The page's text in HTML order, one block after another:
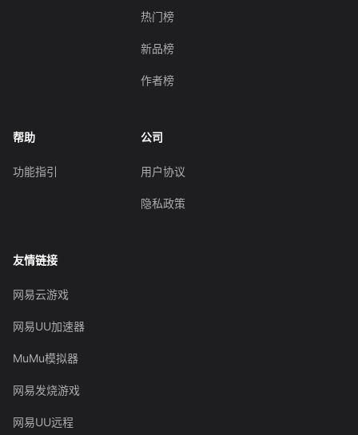
热门榜
新品榜
作者榜
帮助
功能指引
公司
用户协议
隐私政策
友情链接
网易云游戏
网易UU加速器
MuMu模拟器
网易发烧游戏
网易UU远程